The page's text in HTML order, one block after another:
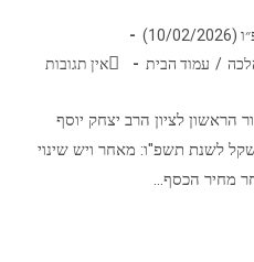
/ עמוד הבית אין תגובות
הראשון לציון הרב יצחק יוסף
לשנת תשפ"ו: מאחר ויש שינוי
מחיר הכסף…